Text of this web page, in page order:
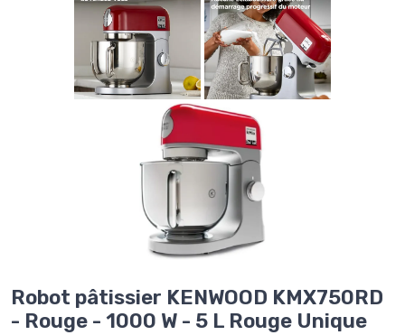
Robot pâtissier KENWOOD KMX750RD
- Rouge - 1000 W - 5 L Rouge Unique